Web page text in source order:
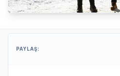
PAYLAŞ: